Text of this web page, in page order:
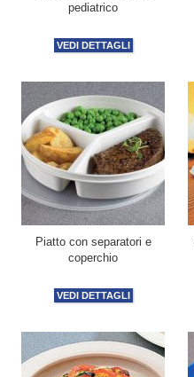
pediatrico
VEDI DETTAGLI
Piatto con separatori e
coperchio
VEDI DETTAGLI